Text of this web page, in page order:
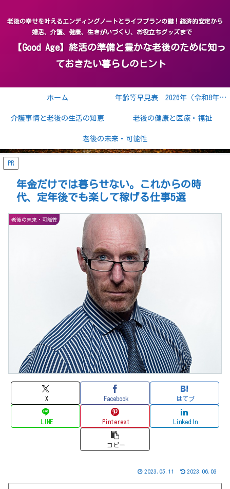
老後の幸せを叶えるエンディングノートとライフプランの鍵！経済的安定から
婚活、介護、健康、生きがいづくり、お役立ちグッズまで
【Good Age】終活の準備と豊かな老後のために知っ
ておきたい暮らしのヒント
ホーム 年齢等早見表 2026年（令和8年） 2027年（令和9年）
介護事情と老後の生活の知恵 老後の健康と医療・福祉
老後の未来・可能性
PR
年金だけでは暮らせない。これからの時
代、定年後でも楽して稼げる仕事5選
老後の未来・可能性
X Facebook はてブ
LINE Pinterest LinkedIn
コピー
2023.05.11 2023.06.03